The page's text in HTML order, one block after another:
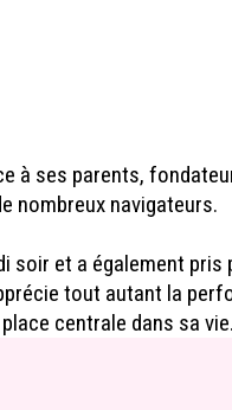
à ses parents,
nombreux navigateurs.
soir et a également
tout autant la
centrale dans sa vie.